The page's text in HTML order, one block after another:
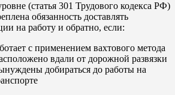
(статья 301 Трудового кодекса РФ)
обязанность доставлять
на работу и обратно, если:
с применением вахтового метода
вдали от дорожной развязки
добираться до работы на